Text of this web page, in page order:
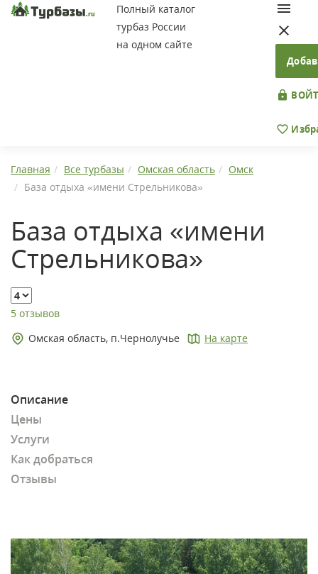
Полный каталог
турбаз России
на одном сайте
Главная Все турбазы Омская область
Омск
База отдыха «имени Стрельникова»
База отдыха «имени
Стрельникова»
5 отзывов
Омская область, п.Чернолучье
На карте
Описание
Цены
Услуги
Как добраться
Отзывы